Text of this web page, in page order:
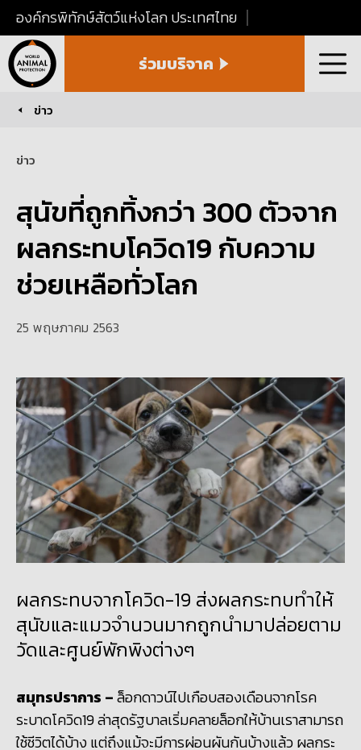
องค์กรพิทักษ์สัตว์แห่งโลก ประเทศไทย
Animal
Protection
ร่วมบริจาค เมนู
You are here:
ข่าว
สุนัขที่ถูกทิ้งกว่า 300 ตัวจาก
ผลกระทบโควิด19 กับความ
ช่วยเหลือทั่วโลก
ข่าว
25 พฤษภาคม 2563
ผลกระทบจากโควิด-19 ส่งผลกระทบทำให้
สุนัขและแมวจำนวนมากถูกนำมาปล่อยตาม
วัดและศูนย์พักพิงต่างๆ
สมุทรปราการ –ล็อกดาวน์ไปเกือบสองเดือนจากโรค
ระบาดโควิด19 ล่าสุดรัฐบาลเริ่มคลายล็อกให้บ้านเราสามารถ
ใช้ชีวิตได้บ้าง แต่ถึงแม้จะมีการผ่อนผันกันบ้างแล้ว ผลกระ